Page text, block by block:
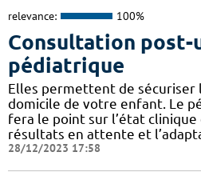
relevance: 100%
Consultation post-
pédiatrique
Elles permettent de sécuriser
domicile de votre enfant. Le
fera le point sur l’état
résultats en attente et
28/12/2023 17:58